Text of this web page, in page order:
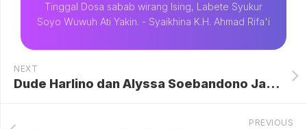
Tinggal Dosa sabab wirang Ising, Labete Syukur
Soyo Wuwuh Ati Yakin. - Syaikhina K.H. Ahmad Rifa'i
NEXT
Dude Harlino dan Alyssa Soebandono Janji Bantu Korban PT DSI Bersuara dan Dukung Proses Hukum demi Pengembalian Dana
PREVIOUS